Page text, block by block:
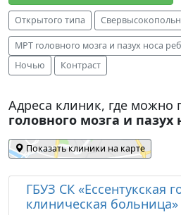
Открытого типа
МРТ головного мозга и пазух носа
Ночью
Контраст
Адреса клиник, где можно
головного мозга и пазух
Показать клиники на карте
ГБУЗ СК «Ессентукская
клиническая больница»